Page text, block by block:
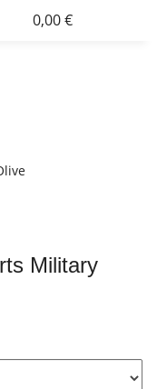
0,00 €
Military